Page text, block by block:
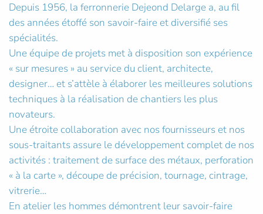
Depuis 1956, la ferronnerie Dejeond Delarge a, au fil
des années étoffé son savoir-faire et diversifié ses
spécialités.
Une équipe de projets met à disposition son expérience
« sur mesures » au service du client, architecte,
designer… et s’attèle à élaborer les meilleures solutions
techniques à la réalisation de chantiers les plus
novateurs.
Une étroite collaboration avec nos fournisseurs et nos
sous-traitants assure le développement complet de nos
activités : traitement de surface des métaux, perforation
« à la carte », découpe de précision, tournage, cintrage,
vitrerie…
En atelier les hommes démontrent leur savoir-faire